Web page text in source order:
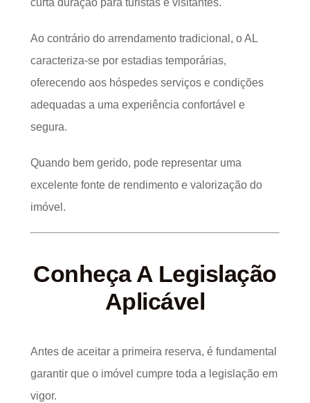
curta duração para turistas e visitantes.
Ao contrário do arrendamento tradicional, o AL
caracteriza-se por estadias temporárias,
oferecendo aos hóspedes serviços e condições
adequadas a uma experiência confortável e
segura.
Quando bem gerido, pode representar uma
excelente fonte de rendimento e valorização do
imóvel.
Conheça A Legislação
Aplicável
Antes de aceitar a primeira reserva, é fundamental
garantir que o imóvel cumpre toda a legislação em
vigor.